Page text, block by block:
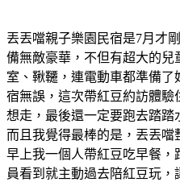
丟丟噹親子樂園民宿是7月才
備無敵豪華，不但有超大的
室、鞦韆，連電動車都準備了
宿無誤，這次帶紅豆約訪體
想走，最後還一定要跑去踏踏
而且我覺得最棒的是，丟丟噹
早上我一個人帶紅豆吃早餐，
員看到就主動過去陪紅豆玩